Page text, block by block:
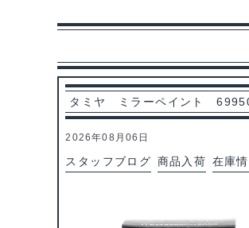
b
o
k
s i
t
タミヤ ミラーペイント
2026年08月06日
スタッフブログ 商品入荷 在庫